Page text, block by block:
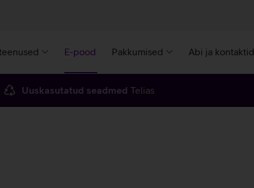
E-pood Pakkumised Abi ja kontaktid
Uuskasutatud seadmed Telias